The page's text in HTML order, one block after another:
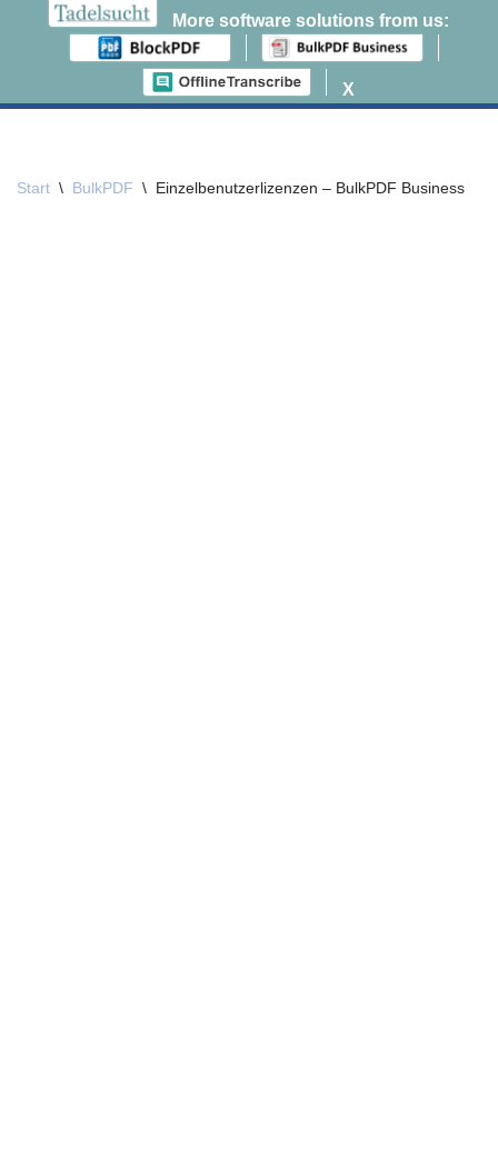
Start \ BulkPDF \ Einzelbenutzerlizenzen – BulkPDF Business
More software solutions from us:
X